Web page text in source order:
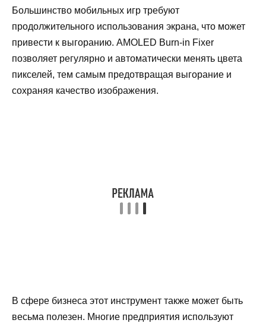
Большинство мобильных игр требуют
продолжительного использования экрана, что может
привести к выгоранию. AMOLED Burn-in Fixer
позволяет регулярно и автоматически менять цвета
пикселей, тем самым предотвращая выгорание и
сохраняя качество изображения.
В сфере бизнеса этот инструмент также может быть
весьма полезен. Многие предприятия используют